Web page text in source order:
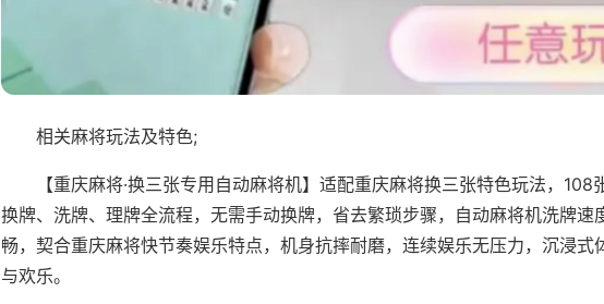
相关麻将玩法及特色;
【重庆麻将·换三张专用自动麻将机】适配重庆麻将换三张特色玩法，108
换牌、洗牌、理牌全流程，无需手动换牌，省去繁琐步骤，自动麻将机洗牌速
畅，契合重庆麻将快节奏娱乐特点，机身抗摔耐磨，连续娱乐无压力，沉浸式
与欢乐。